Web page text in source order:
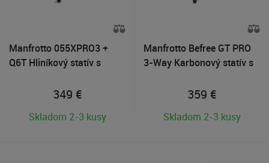
Manfrotto 055XPRO3 +
Q6T Hliníkový statív s
349 €
Skladom 2-3 kusy
Manfrotto Befree GT PRO
3-Way Karbonový statív s
359 €
Skladom 2-3 kusy